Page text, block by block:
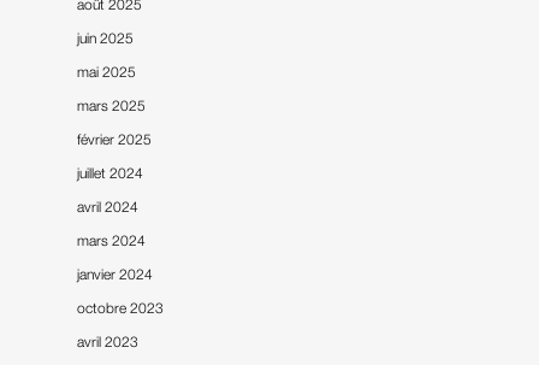
août 2025
juin 2025
mai 2025
mars 2025
février 2025
juillet 2024
avril 2024
mars 2024
janvier 2024
octobre 2023
avril 2023